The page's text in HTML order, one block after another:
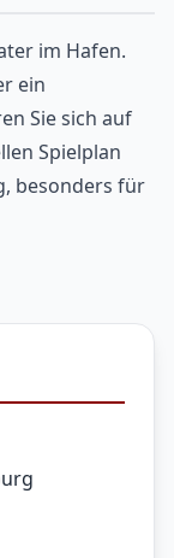
im Hafen.
ein
Sie sich auf
Spielplan
besonders für